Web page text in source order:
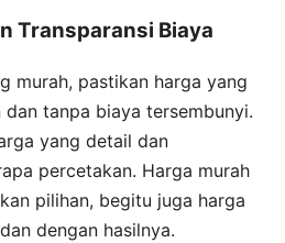
Transparansi Biaya
murah, pastikan harga yang
tanpa biaya tersembunyi.
yang detail dan
percetakan. Harga murah
pilihan, begitu juga harga
dengan hasilnya.